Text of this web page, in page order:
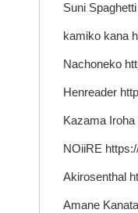
Suni
kamiko kana
Nachoneko
Henreader
Kazama
NOiiRE
Akirosenthal
Amane